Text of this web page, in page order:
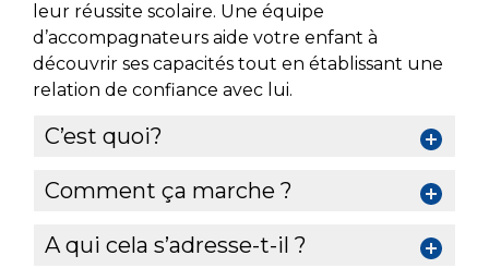
leur réussite scolaire. Une équipe
d’accompagnateurs aide votre enfant à
découvrir ses capacités tout en établissant une
relation de confiance avec lui.
C’est quoi?
Comment ça marche ?
A qui cela s’adresse-t-il ?